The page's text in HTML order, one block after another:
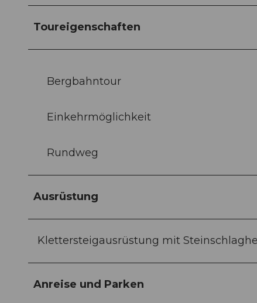
Toureigenschaften
Bergbahntour
Einkehrmöglichkeit
Rundweg
Ausrüstung
Klettersteigausrüstung mit
Anreise und Parken